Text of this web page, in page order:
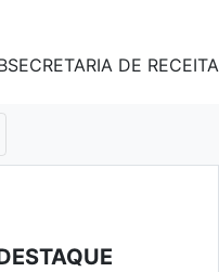
DE RECEITA